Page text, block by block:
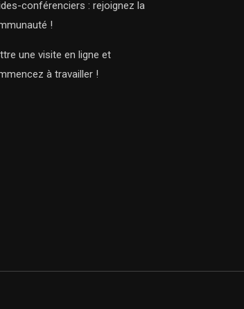
conférenciers : rejoignez la
!
une visite en ligne et
à travailler !